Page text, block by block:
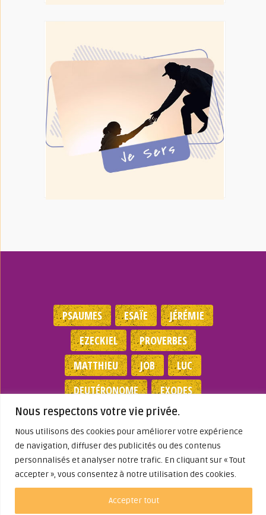
Nous respectons votre vie privée.
Nous utilisons des cookies pour améliorer votre expérience
de navigation, diffuser des publicités ou des contenus
personnalisés et analyser notre trafic. En cliquant sur « Tout
accepter », vous consentez à notre utilisation des cookies.
Accepter tout
PSAUMES ESAÏE
JÉRÉMIE
EZECKIEL
PROVERBES
MATTHIEU
JOB
LUC
DEUTÉRONOME
EXODES
NOMBRES
JEAN 1 SAMUEL
Mentions légales|Politique de
confidentialité|Partenaires|Dieu A Agi
Dans ma Vie
© 2026